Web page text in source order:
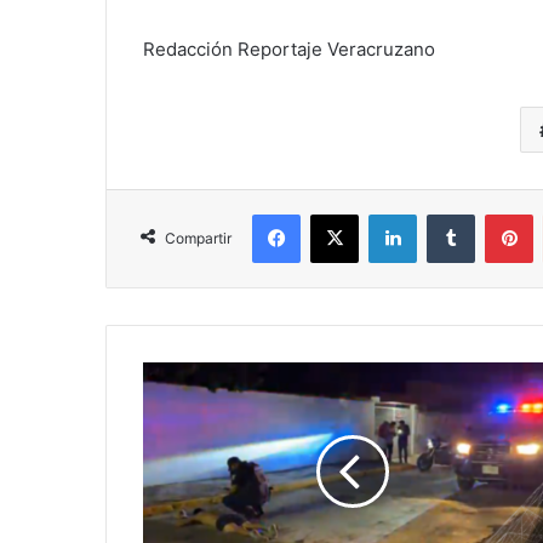
Redacción Reportaje Veracruzano
Compartir
Facebook
X LinkedInTumblr
PERSECUCIÓN,
GOLPES
Y
DETENCIÓN:
VECINOS
SOMETEN
A